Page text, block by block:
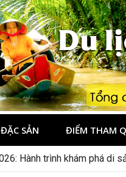
Tây
ĐẶC SẢN ĐIỂM THAM
Hành trình khám phá di